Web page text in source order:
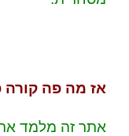
אז מה פה קורה
אתר זה מלמד